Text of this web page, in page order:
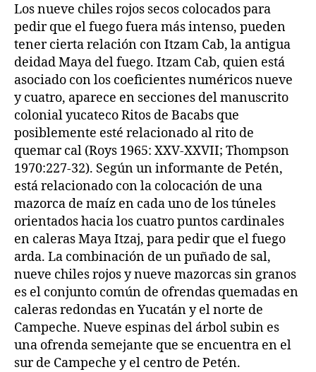
Los nueve chiles rojos secos colocados para
pedir que el fuego fuera más intenso, pueden
tener cierta relación con Itzam Cab, la antigua
deidad Maya del fuego. Itzam Cab, quien está
asociado con los coeficientes numéricos nueve
y cuatro, aparece en secciones del manuscrito
colonial yucateco Ritos de Bacabs que
posiblemente esté relacionado al rito de
quemar cal (Roys 1965: XXV-XXVII; Thompson
1970:227-32). Según un informante de Petén,
está relacionado con la colocación de una
mazorca de maíz en cada uno de los túneles
orientados hacia los cuatro puntos cardinales
en caleras Maya Itzaj, para pedir que el fuego
arda. La combinación de un puñado de sal,
nueve chiles rojos y nueve mazorcas sin granos
es el conjunto común de ofrendas quemadas en
caleras redondas en Yucatán y el norte de
Campeche. Nueve espinas del árbol subin es
una ofrenda semejante que se encuentra en el
sur de Campeche y el centro de Petén.